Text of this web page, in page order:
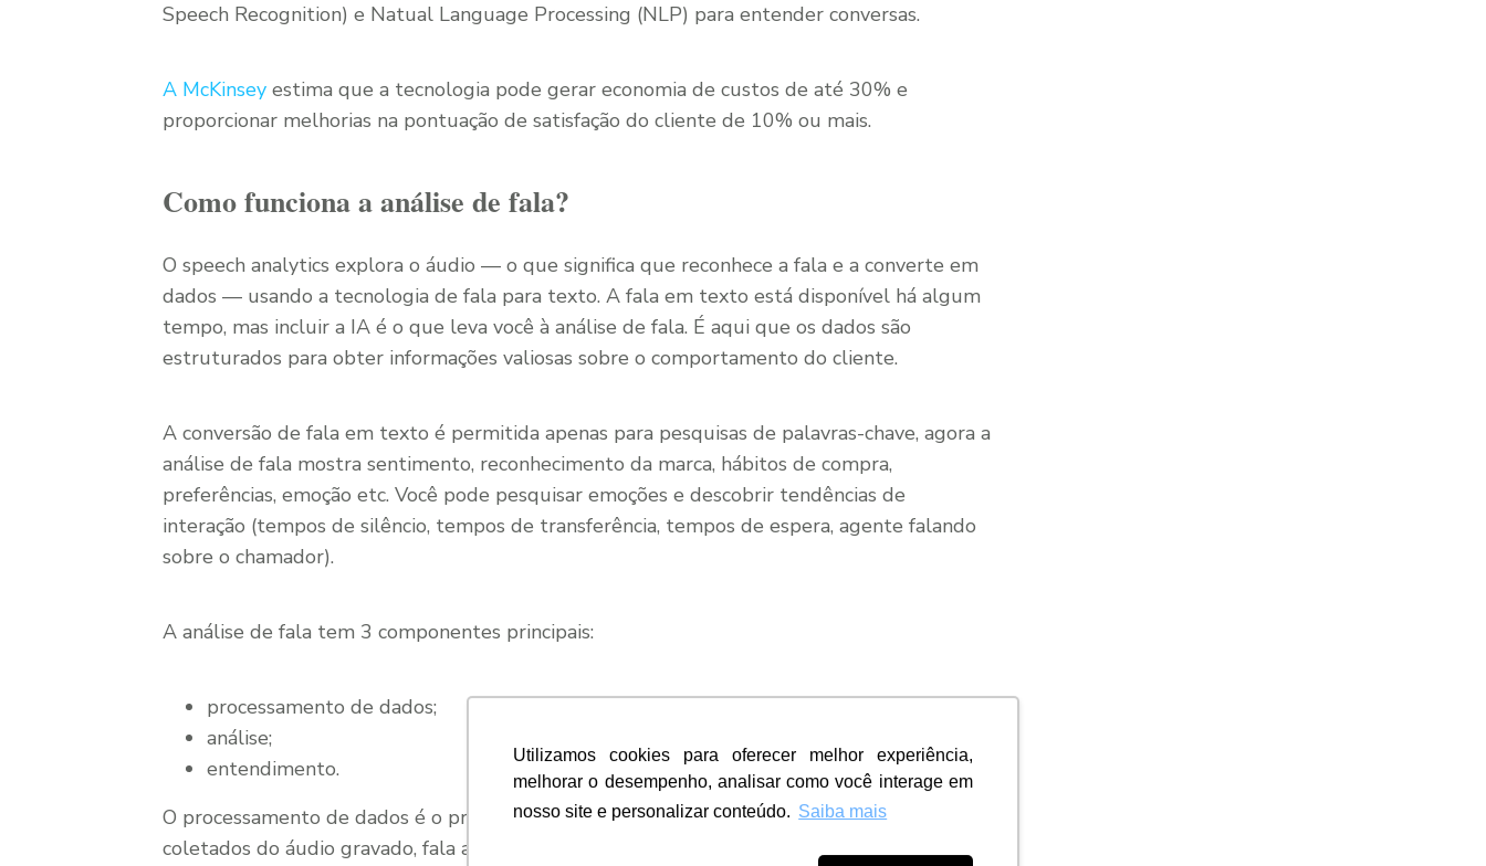
Utilizamos cookies para oferecer melhor experiência,
melhorar o desempenho, analisar como você interage em
nosso site e personalizar conteúdo. Saiba mais
Speech Recognition) e Natual Language Processing (NLP) para entender conversas.
A McKinsey estima que a tecnologia pode gerar economia de custos de até 30% e
proporcionar melhorias na pontuação de satisfação do cliente de 10% ou mais.
Como funciona a análise de fala?
O speech analytics explora o áudio — o que significa que reconhece a fala e a converte em
dados — usando a tecnologia de fala para texto. A fala em texto está disponível há algum
tempo, mas incluir a IA é o que leva você à análise de fala. É aqui que os dados são
estruturados para obter informações valiosas sobre o comportamento do cliente.
A conversão de fala em texto é permitida apenas para pesquisas de palavras-chave, agora a
análise de fala mostra sentimento, reconhecimento da marca, hábitos de compra,
preferências, emoção etc. Você pode pesquisar emoções e descobrir tendências de
interação (tempos de silêncio, tempos de transferência, tempos de espera, agente falando
sobre o chamador).
A análise de fala tem 3 componentes principais:
processamento de dados;
análise;
entendimento.
O processamento de dados é o primeiro componente da análise de fala. Os dados são
coletados do áudio gravado, fala ao vivo para áudio de texto ou reconhecimento de fala